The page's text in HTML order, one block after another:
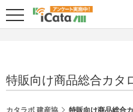
特販向け商品総合カタ
カタラボ 建産協 特販向け商品総合